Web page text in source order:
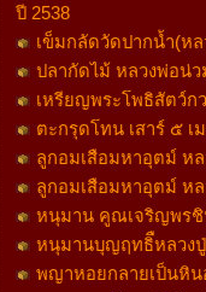
ปี 2538
เข็มกลัดวัดปากน้ำ(ห
ปลากัดไม้ หลวงพ่อน่
เหรียญพระโพธิสัตว์ก
ตะกรุดโทน เสาร์ ๕
ลูกอมเสือมหาอุตม์ ห
ลูกอมเสือมหาอุตม์ ห
หนุมาน คูณเจริญพรชิ
หนุมานบุญฤทธิืหลวงปู่
พญาหอยกลายเป็นหิน